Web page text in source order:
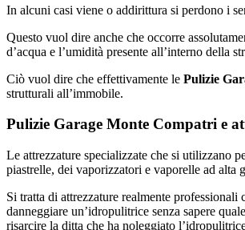
In alcuni casi viene o addirittura si perdono i
Questo vuol dire anche che occorre
d’acqua e l’umidità presente all’interno della
Ciò vuol dire che effettivamente le Pulizie
strutturali all’immobile.
Pulizie Garage Monte Compatri e
Le attrezzature specializzate che si utilizzano
piastrelle, dei vaporizzatori e vaporelle ad alta
Si tratta di attrezzature realmente
danneggiare un’idropulitrice senza sapere
risarcire la ditta che ha noleggiato